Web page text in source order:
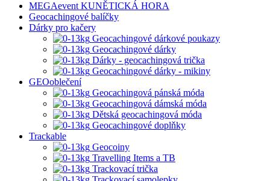
MEGAevent KUNĚTICKÁ HORA
Geocachingové balíčky
Dárky pro kačery
Geocachingové dárkové poukazy
Geocachingové dárky
Dárky - geocachingová trička
Geocachingové dárky - mikiny
GEOoblečení
Geocachingová pánská móda
Geocachingová dámská móda
Dětská geocachingová móda
Geocachingové doplňky
Trackable
Geocoiny
Travelling Items a TB
Trackovací trička